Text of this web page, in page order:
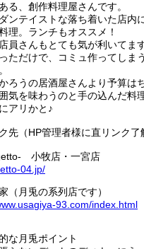
る、創作料理屋さんです。
ンテイストな落ち着いた店内
理。ランチもオススメ！
員さんもとても気が利いてま
ただけで、コミュ作ってしま
ろうの居酒屋さんより予算は
気を味わうのと手の込んだ料
アリかと♪
先（HP管理者様に直リンク了
小牧店・一宮店
04.jp/
（月兎の系列店です）
giya-93 .com/index.html
な月兎ポイント